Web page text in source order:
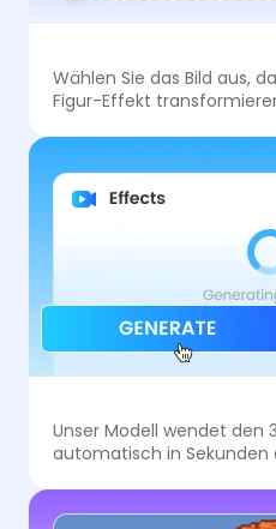
Wählen Sie das Bild aus,
Figur-Effekt
Unser Modell wendet den
automatisch in Sekunden